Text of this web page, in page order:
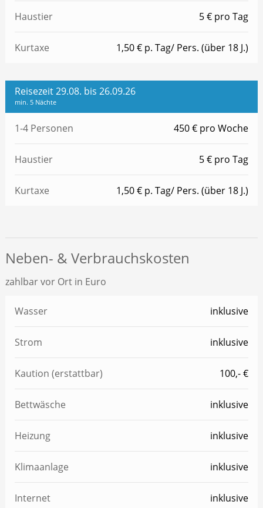
Haustier 5 € pro Tag
Kurtaxe 1,50 € p. Tag/ Pers. (über 18 J.)
Reisezeit 29.08. bis 26.09.26
min. 5 Nächte
1-4 Personen 450 € pro Woche
Haustier 5 € pro Tag
Kurtaxe 1,50 € p. Tag/ Pers. (über 18 J.)
Neben- & Verbrauchskosten
zahlbar vor Ort in Euro
Wasser inklusive
Strom inklusive
Kaution (erstattbar) 100,- €
Bettwäsche inklusive
Heizung inklusive
Klimaanlage inklusive
Internet inklusive